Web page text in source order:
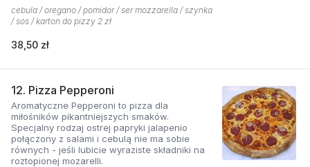
cebula / oregano / pomidor / ser mozzarella / szynka
/ sos / karton do pizzy 2 zł
38,50 zł
12. Pizza Pepperoni
Aromatyczne Pepperoni to pizza dla
miłośników pikantniejszych smaków.
Specjalny rodzaj ostrej papryki jalapenio
połączony z salami i cebulą nie ma sobie
równych - jeśli lubicie wyraziste składniki na
roztopionej mozarelli.